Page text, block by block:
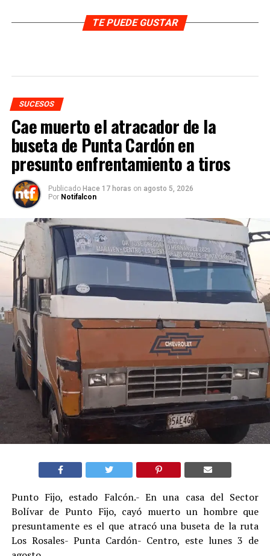
TE PUEDE GUSTAR
SUCESOS
Cae muerto el atracador de la
buseta de Punta Cardón en
presunto enfrentamiento a tiros
Publicado Hace 17 horas on agosto 5, 2026
Por Notifalcon
Punto Fijo, estado Falcón.- En una casa del Sector
Bolívar de Punto Fijo, cayó muerto un hombre que
presuntamente es el que atracó una buseta de la ruta
Los Rosales- Punta Cardón- Centro, este lunes 3 de